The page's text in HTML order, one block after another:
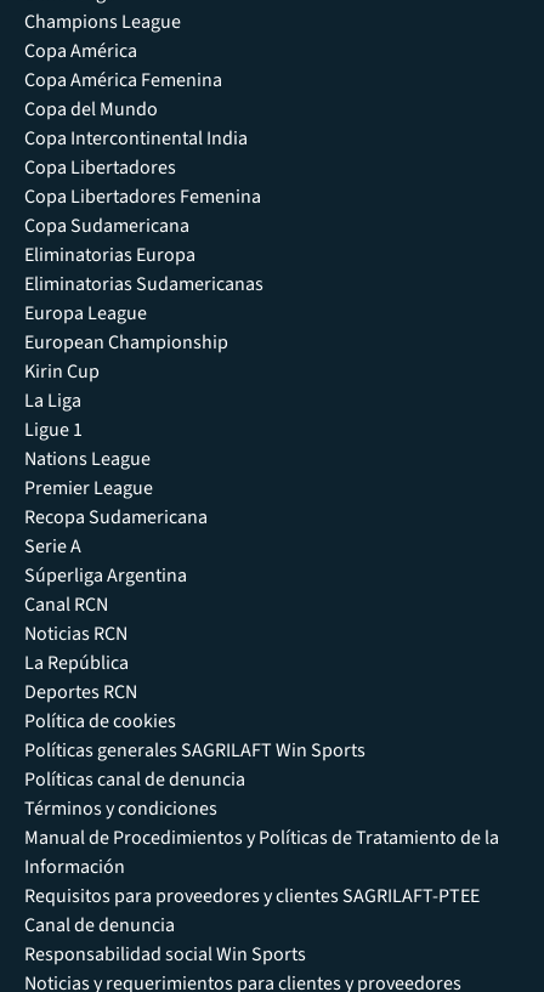
Champions League
Copa América
Copa América Femenina
Copa del Mundo
Copa Intercontinental India
Copa Libertadores
Copa Libertadores Femenina
Copa Sudamericana
Eliminatorias Europa
Eliminatorias Sudamericanas
Europa League
European Championship
Kirin Cup
La Liga
Ligue 1
Nations League
Premier League
Recopa Sudamericana
Serie A
Súperliga Argentina
Canal RCN
Noticias RCN
La República
Deportes RCN
Política de cookies
Políticas generales SAGRILAFT Win Sports
Políticas canal de denuncia
Términos y condiciones
Manual de Procedimientos y Políticas de Tratamiento de la
Información
Requisitos para proveedores y clientes SAGRILAFT-PTEE
Canal de denuncia
Responsabilidad social Win Sports
Noticias y requerimientos para clientes y proveedores